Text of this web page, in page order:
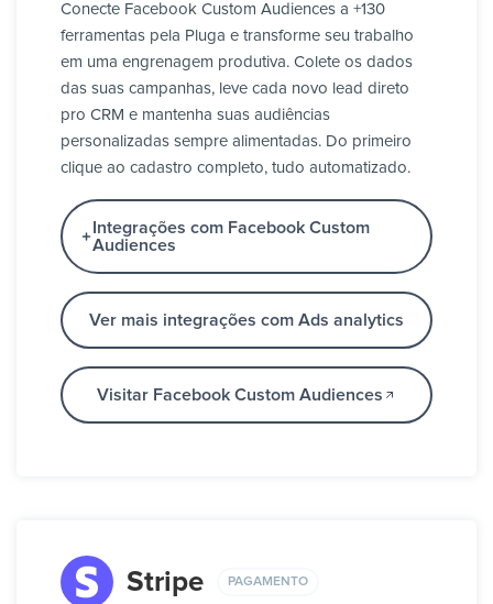
Conecte Facebook Custom Audiences a +130
ferramentas pela Pluga e transforme seu trabalho
em uma engrenagem produtiva. Colete os dados
das suas campanhas, leve cada novo lead direto
pro CRM e mantenha suas audiências
personalizadas sempre alimentadas. Do primeiro
clique ao cadastro completo, tudo automatizado.
Integrações com Facebook Custom
Audiences
Ver mais integrações com Ads analytics
Visitar Facebook Custom Audiences
Stripe PAGAMENTO